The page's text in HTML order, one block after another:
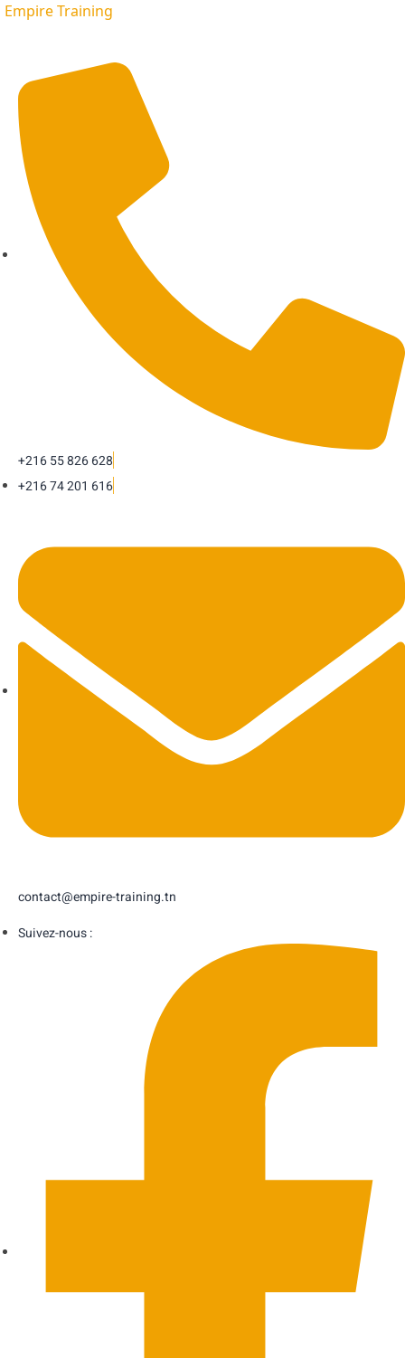
Empire Training
+216 55 826 628
+216 74 201 616
contact@empire-training.tn
Suivez-nous :